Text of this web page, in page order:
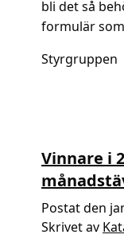
bli det så
formulär
Styrgruppen
Vinnare i
Postat den
Skrivet av